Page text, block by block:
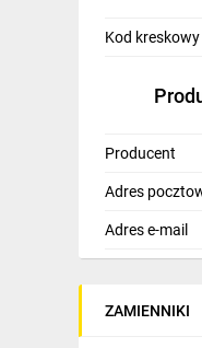
Wentylacja i
Kod kreskowy
Producent
Adres
Adres e-mail
ZAMIENNIKI